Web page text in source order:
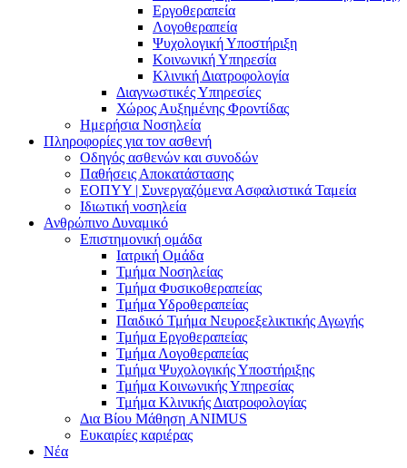
Εργοθεραπεία
Λογοθεραπεία
Ψυχολογική Υποστήριξη
Κοινωνική Υπηρεσία
Κλινική Διατροφολογία
Διαγνωστικές Υπηρεσίες
Χώρος Αυξημένης Φροντίδας
Ημερήσια Νοσηλεία
Πληροφορίες για τον ασθενή
Οδηγός ασθενών και συνοδών
Παθήσεις Αποκατάστασης
ΕΟΠΥΥ | Συνεργαζόμενα Ασφαλιστικά Ταμεία
Ιδιωτική νοσηλεία
Ανθρώπινο Δυναμικό
Επιστημονική ομάδα
Ιατρική Ομάδα
Τμήμα Νοσηλείας
Τμήμα Φυσικοθεραπείας
Τμήμα Υδροθεραπείας
Παιδικό Τμήμα Νευροεξελικτικής Αγωγής
Τμήμα Εργοθεραπείας
Τμήμα Λογοθεραπείας
Τμήμα Ψυχολογικής Υποστήριξης
Τμήμα Κοινωνικής Υπηρεσίας
Τμήμα Κλινικής Διατροφολογίας
Δια Βίου Μάθηση ANIMUS
Ευκαιρίες καριέρας
Νέα